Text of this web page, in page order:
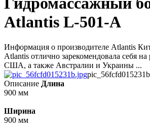
Atlantis L-501-A
Информация о производителе Atlantis
Atlantis отлично зарекомендовала себя
США, а также Австралии и Украины ...
Описание Длина
900 мм
Ширина
900 мм